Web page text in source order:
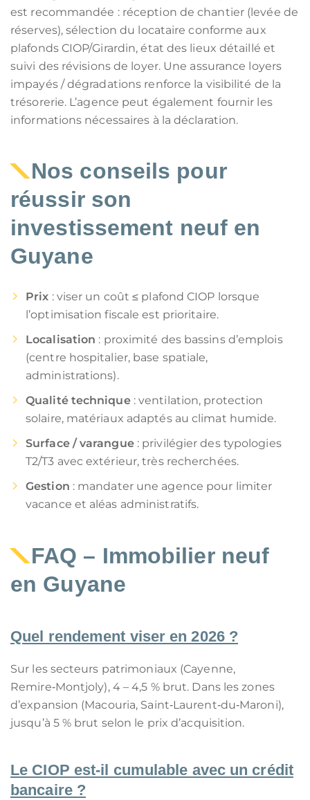
est recommandée : réception de chantier (levée de
réserves), sélection du locataire conforme aux
plafonds CIOP/Girardin, état des lieux détaillé et
suivi des révisions de loyer. Une assurance loyers
impayés / dégradations renforce la visibilité de la
trésorerie. L’agence peut également fournir les
informations nécessaires à la déclaration.
Nos conseils pour
réussir son
investissement neuf en
Guyane
Prix : viser un coût ≤ plafond CIOP lorsque
l’optimisation fiscale est prioritaire.
Localisation : proximité des bassins d’emplois
(centre hospitalier, base spatiale,
administrations).
Qualité technique: ventilation, protection
solaire, matériaux adaptés au climat humide.
Surface / varangue: privilégier des typologies
T2/T3 avec extérieur, très recherchées.
Gestion : mandater une agence pour limiter
vacance et aléas administratifs.
FAQ – Immobilier neuf
en Guyane
Quel rendement viser en 2026 ?
Sur les secteurs patrimoniaux (Cayenne,
Remire‑Montjoly), 4 – 4,5 % brut. Dans les zones
d’expansion (Macouria, Saint‑Laurent‑du‑Maroni),
jusqu’à 5 % brut selon le prix d’acquisition.
Le CIOP est‑il cumulable avec un crédit
bancaire ?